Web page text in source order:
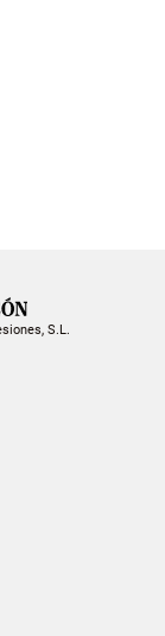
S.L.